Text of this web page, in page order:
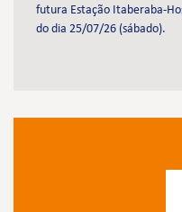
futura Estação Itaberaba-
do dia 25/07/26 (sábado).